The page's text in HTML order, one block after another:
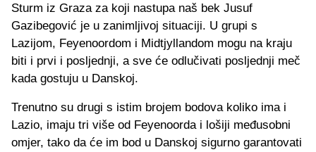
Sturm iz Graza za koji nastupa naš bek Jusuf
Gazibegović je u zanimljivoj situaciji. U grupi s
Lazijom, Feyenoordom i Midtjyllandom mogu na kraju
biti i prvi i posljednji, a sve će odlučivati posljednji meč
kada gostuju u Danskoj.
Trenutno su drugi s istim brojem bodova koliko ima i
Lazio, imaju tri više od Feyenoorda i lošiji međusobni
omjer, tako da će im bod u Danskoj sigurno garantovati